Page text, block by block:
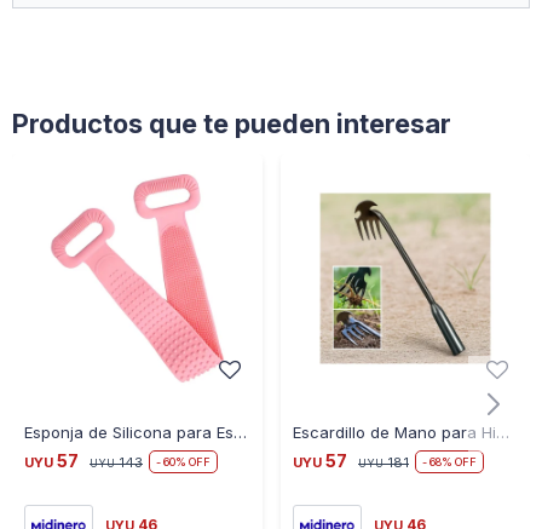
Productos que te pueden interesar
Esponja de Silicona para Espalda 90CM - ROSA
UYU 57 UYU 143 60
46
Escardillo de Mano para Hierbas Acero Galvanizado
UYU 57 UYU 181 68
46